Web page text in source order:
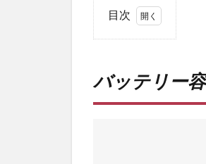
目次
ー容
バッテリー容